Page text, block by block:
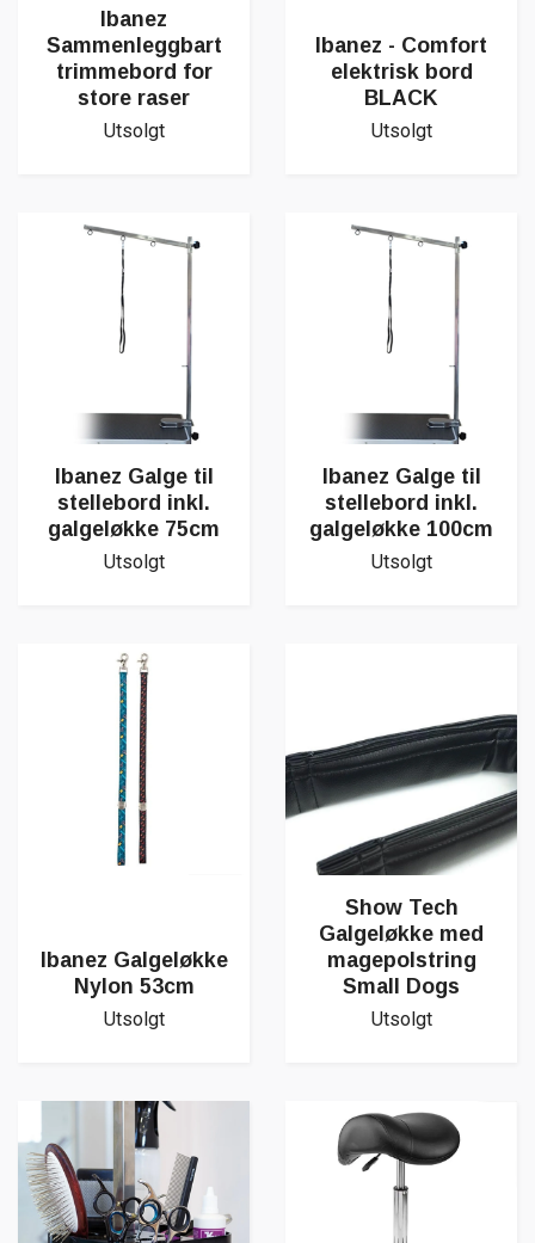
Ibanez
Sammenleggbart
trimmebord for
store raser
Utsolgt
Ibanez - Comfort
elektrisk bord
BLACK
Utsolgt
Ibanez Galge til
stellebord inkl.
galgeløkke 75cm
Utsolgt
Ibanez Galge til
stellebord inkl.
galgeløkke 100cm
Utsolgt
Ibanez Galgeløkke
Nylon 53cm
Utsolgt
Show Tech
Galgeløkke med
magepolstring
Small Dogs
Utsolgt